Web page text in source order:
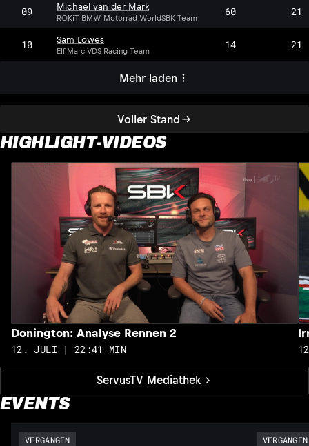
Voller Stand
09 Michael van der Mark
ROKiT BMW Motorrad WorldSBK Team 60 21
10 Sam Lowes
Elf Marc VDS Racing Team 14 21
Mehr laden
HIGHLIGHT-VIDEOS
ServusTV Mediathek
Donington: Analyse Rennen 2
12. JULI | 22:41 MIN
EVENTS
VERGANGEN VERGANGEN